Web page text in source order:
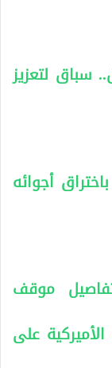
سباق لتعزيز
أجوائه
موقف
على